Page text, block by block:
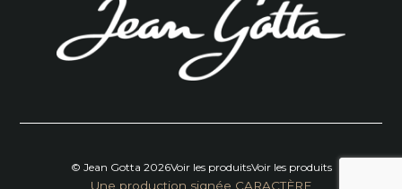
© Jean Gotta 2026Voir les produitsVoir les produits
Une production signée CARACTÈRE